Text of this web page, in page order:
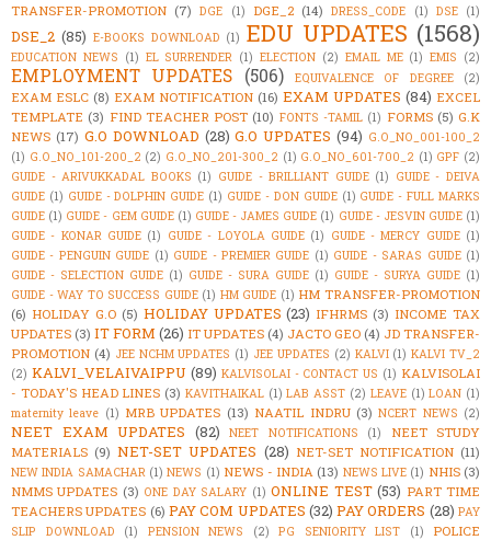
TRANSFER-PROMOTION (7) DGE (1) DGE_2 (14) DRESS_CODE (1) DSE (1)
DSE_2 (85) E-BOOKS DOWNLOAD (1) EDU UPDATES (1568)
EDUCATION NEWS (1) EL SURRENDER (1) ELECTION (2) EMAIL ME (1) EMIS (2)
EMPLOYMENT UPDATES (506) EQUIVALENCE OF DEGREE (2)
EXAM ESLC (8) EXAM NOTIFICATION (16) EXAM UPDATES (84) EXCEL
TEMPLATE (3) FIND TEACHER POST (10) FONTS -TAMIL (1) FORMS (5) G.K
NEWS (17) G.O DOWNLOAD (28) G.O UPDATES (94) G.O_NO_001-100_2
(1) G.O_NO_101-200_2 (2) G.O_NO_201-300_2 (1) G.O_NO_601-700_2 (1) GPF (2)
GUIDE - ARIVUKKADAL BOOKS (1) GUIDE - BRILLIANT GUIDE (1) GUIDE - DEIVA
GUIDE (1) GUIDE - DOLPHIN GUIDE (1) GUIDE - DON GUIDE (1) GUIDE - FULL MARKS
GUIDE (1) GUIDE - GEM GUIDE (1) GUIDE - JAMES GUIDE (1) GUIDE - JESVIN GUIDE (1)
GUIDE - KONAR GUIDE (1) GUIDE - LOYOLA GUIDE (1) GUIDE - MERCY GUIDE (1)
GUIDE - PENGUIN GUIDE (1) GUIDE - PREMIER GUIDE (1) GUIDE - SARAS GUIDE (1)
GUIDE - SELECTION GUIDE (1) GUIDE - SURA GUIDE (1) GUIDE - SURYA GUIDE (1)
GUIDE - WAY TO SUCCESS GUIDE (1) HM GUIDE (1) HM TRANSFER-PROMOTION
(6) HOLIDAY G.O (5) HOLIDAY UPDATES (23) IFHRMS (3) INCOME TAX
UPDATES (3) IT FORM (26) IT UPDATES (4) JACTO GEO (4) JD TRANSFER-
PROMOTION (4) JEE NCHM UPDATES (1) JEE UPDATES (2) KALVI (1) KALVI TV_2
(2) KALVI_VELAIVAIPPU (89) KALVISOLAI - CONTACT US (1) KALVISOLAI
- TODAY'S HEAD LINES (3) KAVITHAIKAL (1) LAB ASST (2) LEAVE (1) LOAN (1)
maternity leave (1) MRB UPDATES (13) NAATIL INDRU (3) NCERT NEWS (2)
NEET EXAM UPDATES (82) NEET NOTIFICATIONS (1)
NEET STUDY
MATERIALS (9) NET-SET UPDATES (28) NET-SET NOTIFICATION (11)
NEW INDIA SAMACHAR (1) NEWS (1) NEWS - INDIA (13) NEWS LIVE (1) NHIS (3)
NMMS UPDATES (3) ONE DAY SALARY (1) ONLINE TEST (53) PART TIME
TEACHERS UPDATES (6) PAY COM UPDATES (32) PAY ORDERS (28) PAY
SLIP DOWNLOAD
(1) PENSION NEWS (2) PG SENIORITY LIST (1)
POLICE